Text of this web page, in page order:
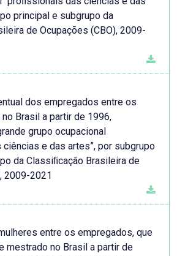
principal e subgrupo da
de Ocupações (CBO), 2009-
dos empregados entre os
Brasil a partir de 1996,
grupo ocupacional
e das artes”, por subgrupo
da Classiﬁcação Brasileira de
2009-2021
entre os empregados, que
mestrado no Brasil a partir de